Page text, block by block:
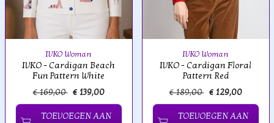
IVKO Woman
IVKO - Cardigan Beach
Fun Pattern White
€ 169,00 € 139,00
TOEVOEGEN AAN
IVKO Woman
IVKO - Cardigan Floral
Pattern Red
€ 189,00 € 129,00
TOEVOEGEN AAN